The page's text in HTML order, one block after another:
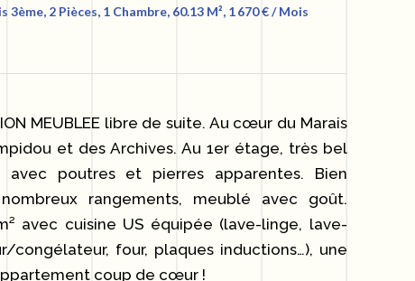
2 Pièces, 1 Chambre, 60.13 M², 1 670 € / Mois
MEUBLEE libre de suite. Au cœur du Marais
et des Archives. Au 1er étage, très bel
avec poutres et pierres apparentes. Bien
rangements, meublé avec goût.
avec cuisine US équipée (lave-linge, lave-
congélateur, four, plaques inductions…), une
coup de cœur !